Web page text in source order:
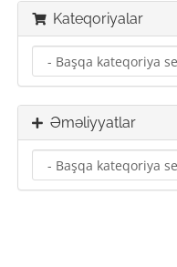
Kateqoriyalar
Əməliyyatlar